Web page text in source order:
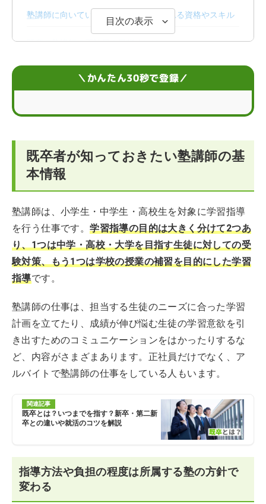
塾講師に向いている人の特徴と求められる資格やスキル
既卒で塾講師の正社員を目指すには
目次の表示
＼かんたん30秒で登録／
既卒者が知っておきたい塾講師の基
本情報
塾講師は、小学生・中学生・高校生を対象に学習指導
を行う仕事です。学習指導の目的は大きく分けて2つあ
り、1つは中学・高校・大学を目指す生徒に対しての受
験対策、もう1つは学校の授業の補習を目的にした学習
指導です。
塾講師の仕事は、担当する生徒のニーズに合った学習
計画を立てたり、成績が伸び悩む生徒の学習意欲を引
き出すためのコミュニケーションをはかったりするな
ど、内容がさまざまあります。正社員だけでなく、ア
ルバイトで塾講師の仕事をしている人もいます。
関連記事
既卒とは？いつまでを指す？新卒・第二新
卒との違いや就活のコツを解説
指導方法や負担の程度は所属する塾の方針で
変わる